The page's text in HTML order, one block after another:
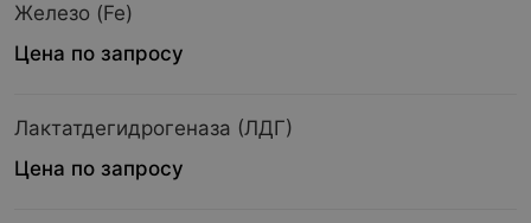
Железо (Fe)
Цена по запросу
Лактатдегидрогеназа (ЛДГ)
Цена по запросу